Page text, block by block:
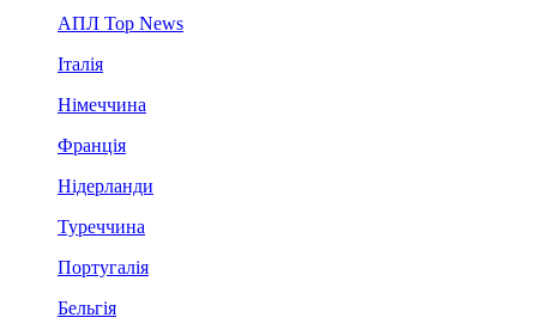
АПЛ Top News
Італія
Німеччина
Франція
Нідерланди
Туреччина
Португалія
Бельгія